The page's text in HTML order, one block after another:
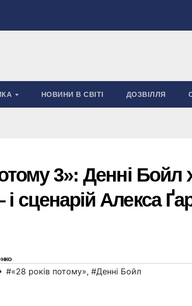
НОВИНИ В СВІТІ ДОЗВІЛЛЯ
3»: Денні Бойл
сценарій Алекса
#«28 років потому», #Денні Бойл